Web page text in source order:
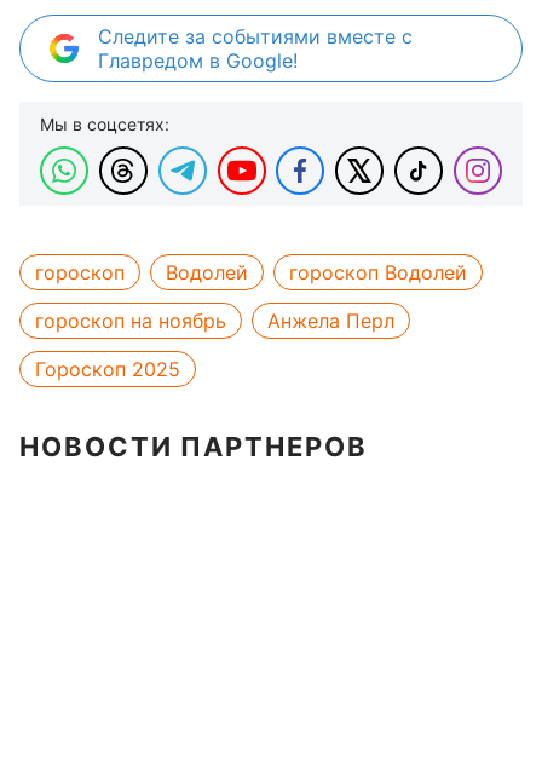
Следите за событиями вместе с
Главредом в Google!
Мы в соцсетях:
гороскоп Водолей
гороскоп Водолей
гороскоп на ноябрь
Анжела Перл
Гороскоп 2025
НОВОСТИ ПАРТНЕРОВ